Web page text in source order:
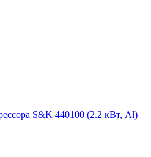
S&K 440100 (2.2 кВт, Al)